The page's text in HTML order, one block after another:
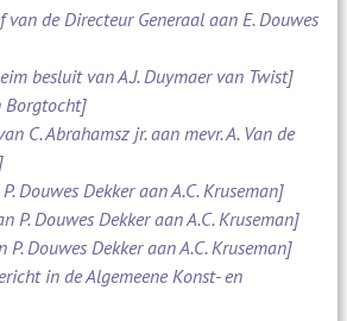
de Directeur Generaal aan E. Douwes
besluit van A.J. Duymaer van Twist]
Borgtocht]
C. Abrahamsz jr. aan mevr. A. Van de
Douwes Dekker aan A.C. Kruseman]
P. Douwes Dekker aan A.C. Kruseman]
Douwes Dekker aan A.C. Kruseman]
in de Algemeene Konst- en